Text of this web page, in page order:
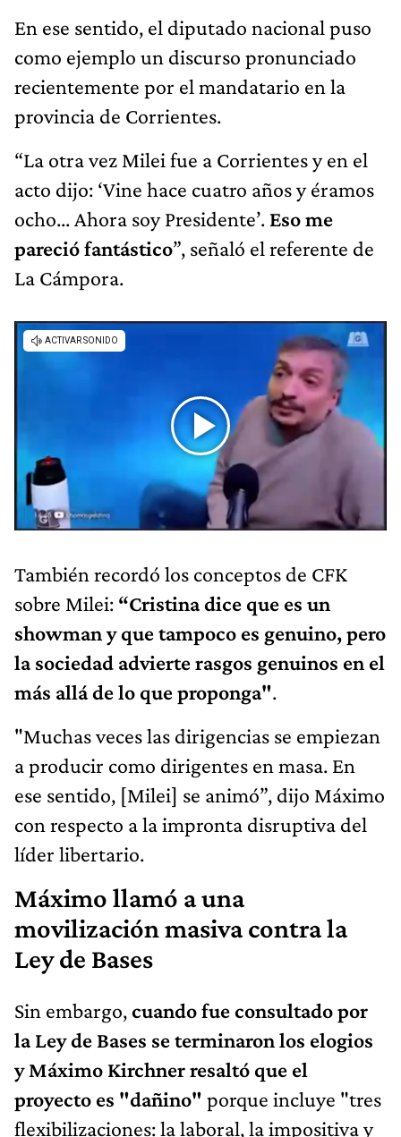
En ese sentido, el diputado nacional puso
como ejemplo un discurso pronunciado
recientemente por el mandatario en la
provincia de Corrientes.
“La otra vez Milei fue a Corrientes y en el
acto dijo: ‘Vine hace cuatro años y éramos
ocho... Ahora soy Presidente’. Eso me
pareció fantástico”, señaló el referente de
La Cámpora.
También recordó los conceptos de CFK
sobre Milei: “Cristina dice que es un
showman y que tampoco es genuino, pero
la sociedad advierte rasgos genuinos en el
más allá de lo que proponga".
"Muchas veces las dirigencias se empiezan
a producir como dirigentes en masa. En
ese sentido, [Milei] se animó”, dijo Máximo
con respecto a la impronta disruptiva del
líder libertario.
Máximo llamó a una
movilización masiva contra la
Ley de Bases
Sin embargo,cuando fue consultado por
la Ley de Bases se terminaron los elogios
y Máximo Kirchner resaltó que el
proyecto es "dañino" porque incluye "tres
flexibilizaciones: la laboral, la impositiva y